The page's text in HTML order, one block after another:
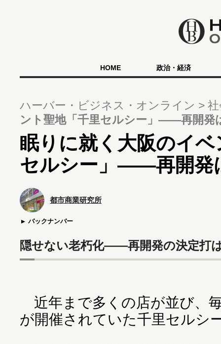
HOME 政治・経済
ハーバー・ビジネス・オンライン
ント聖地「千里セルシー」――再開発
眠りに就く大阪のイ
セルシー」――再開発
都市商業研究所
バックナンバー
隠せない老朽化――再開発の決定打
近年まで多くの店が並び、
が開催されていた千里セルシ